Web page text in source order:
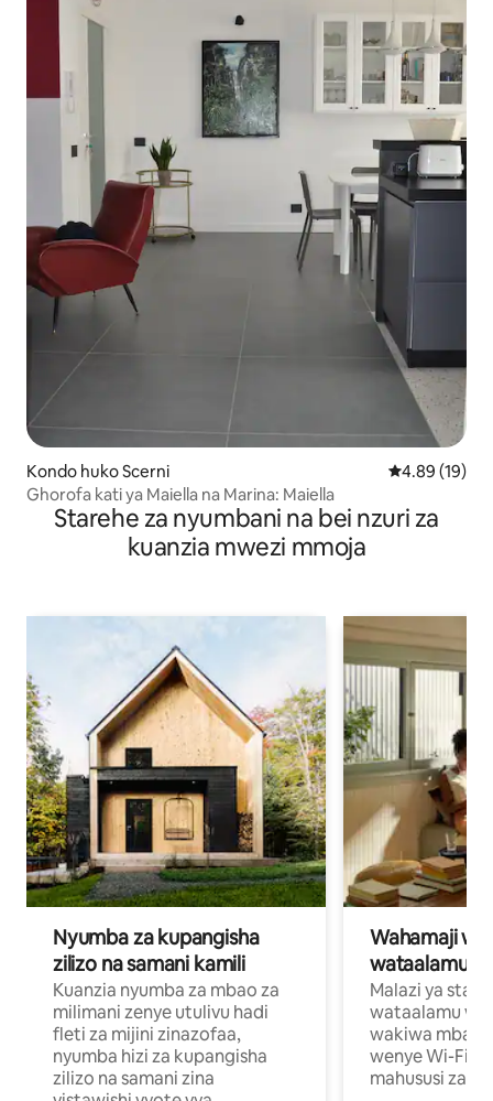
Kondo huko Scerni Ukadiriaji wa
4.89 (19)
Ghorofa kati ya Maiella na Marina: Maiella
Starehe za nyumbani na bei nzuri za
kuanzia mwezi mmoja
Nyumba za kupangisha
zilizo na samani kamili
Kuanzia nyumba za mbao za
milimani zenye utulivu hadi
fleti za mijini zinazofaa,
nyumba hizi za kupangisha
zilizo na samani zina
Wahamaji
wataalamu
Malazi ya
wataalamu
wakiwa mbali
wenye Wi-Fi
mahususi za